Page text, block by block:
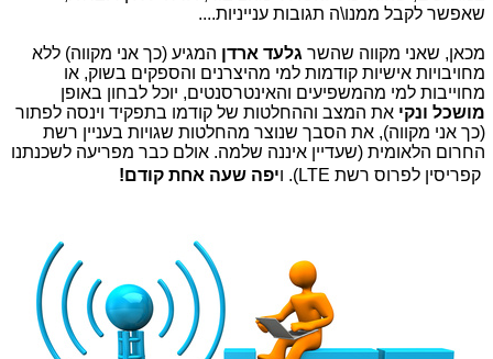
שאפשר לקבל ממנו\ה תגובות ענייניות....
מכאן, שאני מקווה שהשר גלעד ארדן המגיע (כך אני מקווה) ללא
מחויבויות אישיות קודמות למי מהיצרנים והספקים בשוק, או
מחוייבות למי מהמשפיעים והאינטרסנטים, יוכל לבחון באופן
מושכל ונקי את המצב וההחלטות של קודמו בתפקיד וינסה לפתור
(כך אני מקווה), את הסבך שנוצר מהחלטות שגויות בעניין רשת
החרום הלאומית (שעדיין איננה שלמה. אולם כבר מפריעה לשכנתנו
 קפריסין לפרוס רשת LTE). ו
יפה שעה אחת קודם!